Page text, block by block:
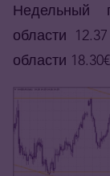
Недельный
области
области